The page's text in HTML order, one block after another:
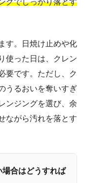
す。日焼け止めや化
使った日は、クレン
要です。ただし、ク
うるおいを奪いすぎ
ンジングを選び、余
ながら汚れを落とす
合はどうすれば